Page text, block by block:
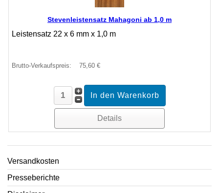
Stevenleistensatz Mahagoni ab 1,0 m
Leistensatz 22 x 6 mm x 1,0 m
Brutto-Verkaufspreis: 75,60 €
Details
Versandkosten
Presseberichte